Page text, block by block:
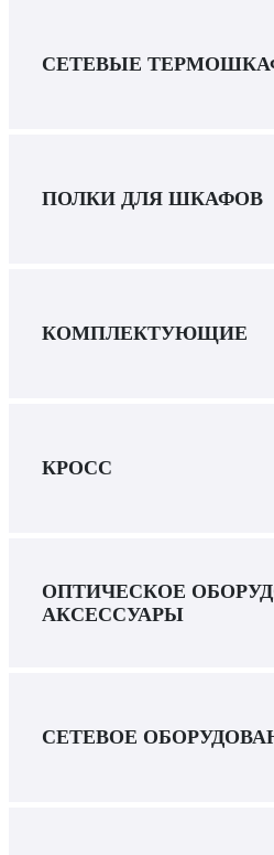
СЕТЕВЫЕ
ПОЛКИ ДЛЯ ШКАФОВ
КОМПЛЕКТУЮЩИЕ
КРОСС
ОПТИЧЕСКОЕ
АКСЕССУАРЫ
СЕТЕВОЕ